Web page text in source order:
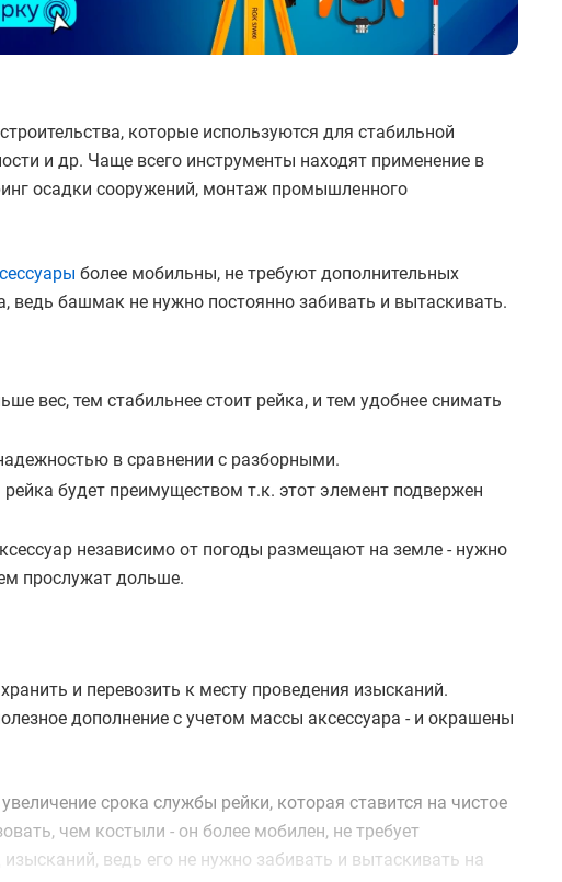
которые используются для стабильной
и др. Чаще всего инструменты находят применение в
осадки сооружений, монтаж промышленного
более мобильны, не требуют дополнительных
ведь башмак не нужно постоянно забивать и вытаскивать.
вес, тем стабильнее стоит рейка, и тем удобнее снимать
в сравнении с разборными.
будет преимуществом т.к. этот элемент подвержен
независимо от погоды размещают на земле - нужно
прослужат дольше.
и перевозить к месту проведения изысканий.
дополнение с учетом массы аксессуара - и окрашены
срока службы рейки, которая ставится на чистое
чем костыли - он более мобилен, не требует
ведь его не нужно забивать и вытаскивать на